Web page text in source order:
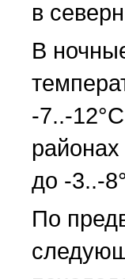
в
В
-7..-
до -3..-
По